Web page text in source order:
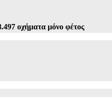
οχήματα μόνο φέτος